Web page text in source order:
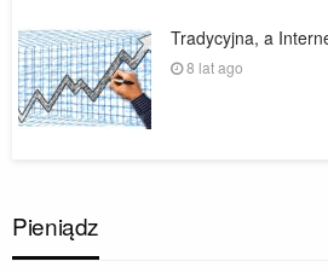
Tradycyjna, a
8 lat ago
Pieniądz